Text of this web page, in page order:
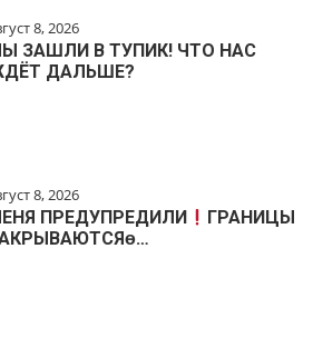
8, 2026
ЗАШЛИ В ТУПИК! ЧТО НАС
ДАЛЬШЕ?
8, 2026
ПРЕДУПРЕДИЛИ
ГРАНИЦЫ